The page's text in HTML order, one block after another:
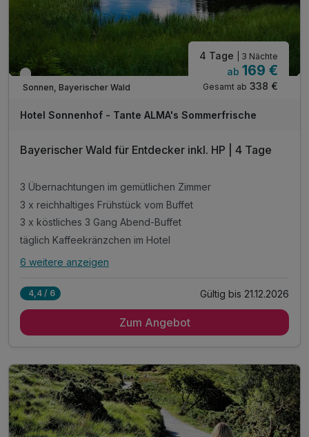
Verfügbar bis Dezember
Sonnen, Bayerischer Wald
4 Tage | 3 Nächte
ab 169 €
Gesamt ab 338 €
Hotel Sonnenhof - Tante ALMA's Sommerfrische
Bayerischer Wald für Entdecker inkl. HP | 4 Tage
3 Übernachtungen im gemütlichen Zimmer
3 x reichhaltiges Frühstück vom Buffet
3 x köstliches 3 Gang Abend-Buffet
täglich Kaffeekränzchen im Hotel
Alle Inklusivleistungen
3 x reichhaltiges Frühstück vom Buffet
mit jeweils einem Kaffee und einem Stück Kuchen
1 x Eierlikör zur Begrüßung*
inkl. Gästekarte Wegscheider Land**
inkl. Nutzung des Pool- und Saunabereichs
6 weitere anzeigen
4,4 / 6 Gültig bis 21.12.2026
Zum Angebot